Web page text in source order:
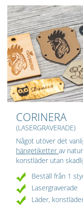
CORINERA
(LASERGRAVERADE)
Något utöver det
hängetiketterav
konstläder utan
Beställ från 1
Lasergraverade
Läder,